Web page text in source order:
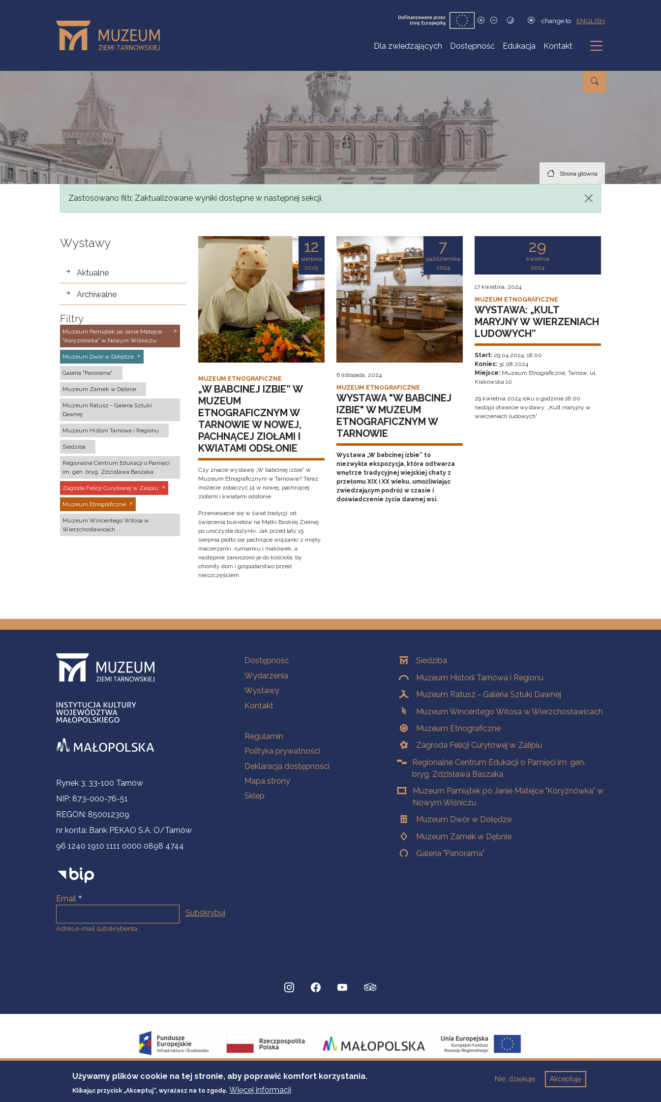
change to ENGLISH
Dla zwiedzających Dostępność Edukacja Kontakt
Podmenu
Strona główna
Komunikat
Zastosowano filtr. Zaktualizowane wyniki dostępne w następnej sekcji.
Wystawy
wystawy
Aktualne
Archiwalne
Filtry
Muzeum Pamiątek po Janie Matejce
"Koryznówka" w Nowym Wiśniczu
Muzeum Dwór w Dołędze
Galeria "Panorama"
Muzeum Zamek w Dębnie
Muzeum Ratusz - Galeria Sztuki
Dawnej
Muzeum Historii Tarnowa i Regionu
Siedziba
Regionalne Centrum Edukacji o Pamięci
im. gen. bryg. Zdzisława Baszaka
Zagroda Felicji Curyłowej w Zalipiu
Muzeum Etnograficzne
Muzeum Wincentego Witosa w
Wierzchosławicach
12
sierpnia
2025
MUZEUM ETNOGRAFICZNE
„W BABCINEJ IZBIE” W
MUZEUM
ETNOGRAFICZNYM W
TARNOWIE W NOWEJ,
PACHNĄCEJ ZIOŁAMI I
KWIATAMI ODSŁONIE
Czy znacie wystawę „W babcinej izbie” w
Muzeum Etnograficznym w Tarnowie? Teraz
możecie zobaczyć ją w nowej, pachnącej
ziołami i kwiatami odsłonie.
Przeniesiecie się w świat tradycji: od
święcenia bukietów na Matki Boskiej Zielnej
po uroczyste dożynki. Jak przed laty 15
sierpnia plotło się pachnące wiązanki z mięty,
macierzanki, rumianku i makówek, a
następnie zanoszono je do kościoła, by
chroniły dom i gospodarstwo przed
nieszczęściem.
7
października
2024
6 listopada, 2024
MUZEUM ETNOGRAFICZNE
WYSTAWA "W BABCINEJ
IZBIE" W MUZEUM
ETNOGRAFICZNYM W
TARNOWIE
Wystawa „W babcinej izbie” to
niezwykła ekspozycja, która odtwarza
wnętrze tradycyjnej wiejskiej chaty z
przełomu XIX i XX wieku, umożliwiając
zwiedzającym podróż w czasie i
doświadczenie życia dawnej wsi.
29
kwietnia
2024
17 kwietnia, 2024
MUZEUM ETNOGRAFICZNE
WYSTAWA: „KULT
MARYJNY W WIERZENIACH
LUDOWYCH”
Start:29.04.2024, 18:00
Koniec:31.08.2024
Miejsce:Muzeum Etnograficzne, Tarnów, ul.
Krakowska 10
29 kwietnia 2024 roku o godzinie 18:00
nastąpi otwarcie wystawy: „Kult maryjny w
wierzeniach ludowych”.
Informacje kontaktowe
Rynek 3, 33-100 Tarnów
NIP: 873-000-76-51
REGON: 850012309
nr konta: Bank PEKAO S.A. O/Tarnów
96 1240 1910 1111 0000 0898 4744
Email
Adres e-mail subskrybenta.
Na skróty
Dostępność
Wydarzenia
Wystawy
Kontakt
Na skróty
Regulamin
Polityka prywatności
Deklaracja dostępności
Mapa strony
Sklep
OddziałySiedziba
Muzeum Historii Tarnowa i Regionu
Muzeum Ratusz - Galeria Sztuki Dawnej
Muzeum Wincentego Witosa w Wierzchosławicach
Muzeum Etnograficzne
Zagroda Felicji Curyłowej w Zalipiu
Regionalne Centrum Edukacji o Pamięci im. gen.
bryg. Zdzisława Baszaka
Muzeum Pamiątek po Janie Matejce "Koryznówka" w
Nowym Wiśniczu
Muzeum Dwór w Dołędze
Muzeum Zamek w Dębnie
Galeria "Panorama"
Używamy plików cookie na tej stronie, aby poprawić komfort korzystania.
Klikając przycisk „Akceptuj”, wyrażasz na to zgodę. Więcej informacji
Akceptuję
Nie, dziękuje